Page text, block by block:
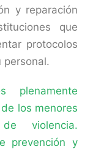
y reparación
que
protocolos
personal.
plenamente
los menores
violencia.
prevención y